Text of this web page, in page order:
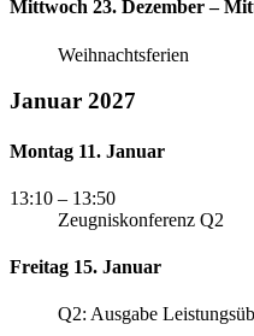
Mittwoch 23. Dezember –
Weihnachtsferien
Januar 2027
Montag 11. Januar
13:10 – 13:50
Zeugniskonferenz Q2
Freitag 15. Januar
Q2: Ausgabe